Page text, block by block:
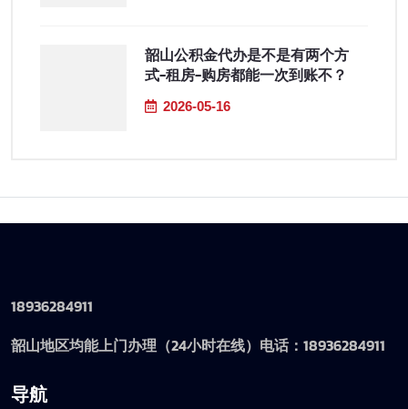
韶山公积金代办是不是有两个方
式-租房-购房都能一次到账不？
2026-05-16
18936284911
韶山地区均能上门办理（24小时在线）电话：18936284911
导航